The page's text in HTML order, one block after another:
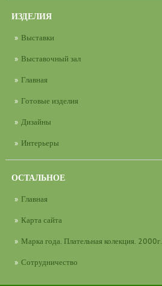
ИЗДЕЛИЯ
Выставки
Выставочный зал
Главная
Готовые изделия
Дизайны
Интерьеры
ОСТАЛЬНОЕ
Главная
Карта сайта
Марка года. Плательная колекция. 2000г.
Сотрудничество